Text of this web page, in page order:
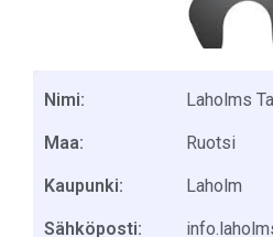
Nimi:
Maa:
Kaupunki:
Sähköposti:
Laholms
Ruotsi
Laholm